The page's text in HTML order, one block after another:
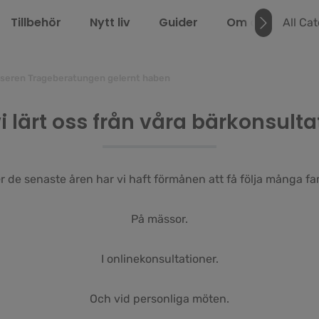
Tillbehör Nytt liv Guider Om oss All
lärt oss från våra
de senaste åren har vi haft förmånen att få följa många
På mässor.
I onlinekonsultationer.
Och vid personliga möten.